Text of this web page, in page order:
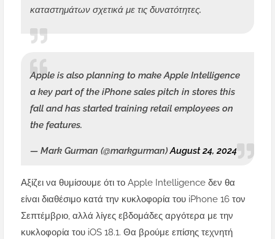
καταστημάτων σχετικά με τις δυνατότητες.
Apple is also planning to make Apple Intelligence
a key part of the iPhone sales pitch in stores this
fall and has started training retail employees on
the features.
— Mark Gurman (@markgurman)August 24, 2024
Αξίζει να θυμίσουμε ότι το Apple Intelligence δεν θα
είναι διαθέσιμο κατά την κυκλοφορία του iPhone 16 τον
Σεπτέμβριο, αλλά λίγες εβδομάδες αργότερα με την
κυκλοφορία του iOS 18.1. Θα βρούμε επίσης τεχνητή